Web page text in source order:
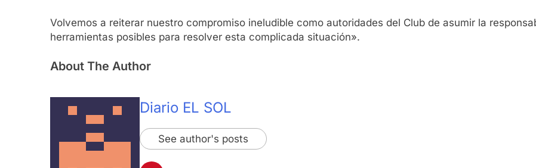
Volvemos a reiterar nuestro compromiso ineludible como autoridades del Club de asumir la
herramientas posibles para resolver esta complicada situación».
About The Author
Diario EL SOL
See author's posts